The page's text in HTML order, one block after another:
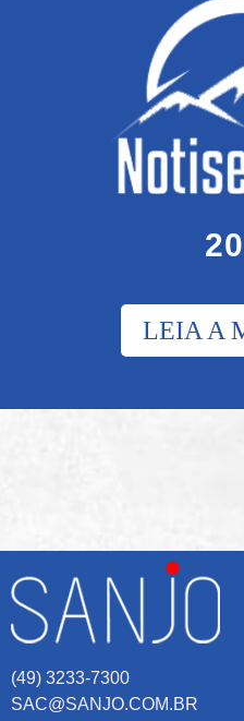
LEIA A
(49) 3233-7300
SAC@SANJO.COM.BR